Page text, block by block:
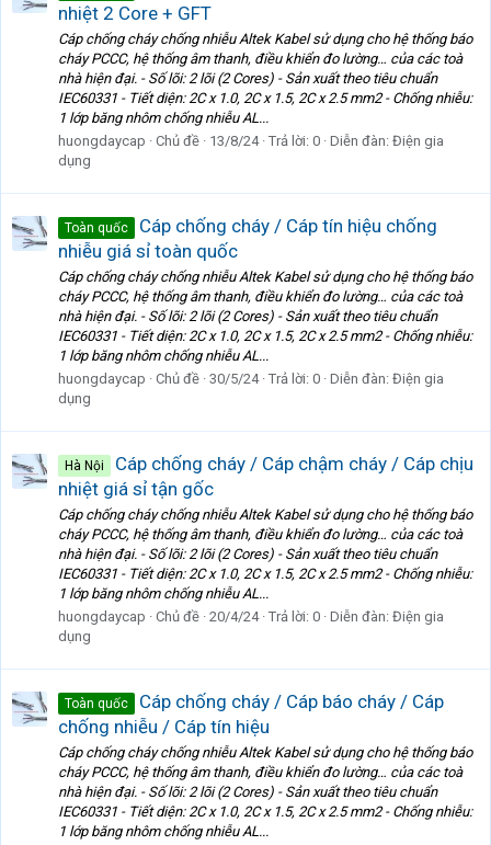
nhiệt 2 Core + GFT
Cáp chống cháy chống nhiễu Altek Kabel sử dụng cho hệ thống báo
cháy PCCC, hệ thống âm thanh, điều khiển đo lường… của các toà
nhà hiện đại. - Số lõi: 2 lõi (2 Cores) - Sản xuất theo tiêu chuẩn
IEC60331 - Tiết diện: 2C x 1.0, 2C x 1.5, 2C x 2.5 mm2 - Chống nhiễu:
1 lớp băng nhôm chống nhiễu AL...
huongdaycap
Chủ đề 13/8/24 Trả lời: 0 Diễn đàn: Điện gia
dụng
Toàn quốc
Cáp chống cháy / Cáp tín hiệu chống
nhiễu giá sỉ toàn quốc
Cáp chống cháy chống nhiễu Altek Kabel sử dụng cho hệ thống báo
cháy PCCC, hệ thống âm thanh, điều khiển đo lường… của các toà
nhà hiện đại. - Số lõi: 2 lõi (2 Cores) - Sản xuất theo tiêu chuẩn
IEC60331 - Tiết diện: 2C x 1.0, 2C x 1.5, 2C x 2.5 mm2 - Chống nhiễu:
1 lớp băng nhôm chống nhiễu AL...
huongdaycap
Chủ đề 30/5/24 Trả lời: 0 Diễn đàn: Điện gia
dụng
Hà Nội
Cáp chống cháy / Cáp chậm cháy / Cáp chịu
nhiệt giá sỉ tận gốc
Cáp chống cháy chống nhiễu Altek Kabel sử dụng cho hệ thống báo
cháy PCCC, hệ thống âm thanh, điều khiển đo lường… của các toà
nhà hiện đại. - Số lõi: 2 lõi (2 Cores) - Sản xuất theo tiêu chuẩn
IEC60331 - Tiết diện: 2C x 1.0, 2C x 1.5, 2C x 2.5 mm2 - Chống nhiễu:
1 lớp băng nhôm chống nhiễu AL...
huongdaycap
Chủ đề 20/4/24 Trả lời: 0 Diễn đàn: Điện gia
dụng
Toàn quốc
Cáp chống cháy / Cáp báo cháy / Cáp
chống nhiễu / Cáp tín hiệu
Cáp chống cháy chống nhiễu Altek Kabel sử dụng cho hệ thống báo
cháy PCCC, hệ thống âm thanh, điều khiển đo lường… của các toà
nhà hiện đại. - Số lõi: 2 lõi (2 Cores) - Sản xuất theo tiêu chuẩn
IEC60331 - Tiết diện: 2C x 1.0, 2C x 1.5, 2C x 2.5 mm2 - Chống nhiễu:
1 lớp băng nhôm chống nhiễu AL...